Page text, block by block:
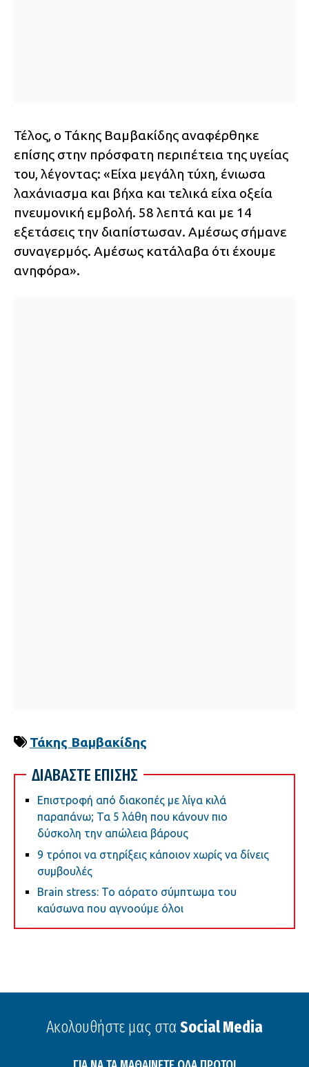
Τέλος, ο Τάκης Βαμβακίδης αναφέρθηκε
επίσης στην πρόσφατη περιπέτεια της υγείας
του, λέγοντας: «Είχα μεγάλη τύχη, ένιωσα
λαχάνιασμα και βήχα και τελικά είχα οξεία
πνευμονική εμβολή. 58 λεπτά και με 14
εξετάσεις την διαπίστωσαν. Αμέσως σήμανε
συναγερμός. Αμέσως κατάλαβα ότι έχουμε
ανηφόρα».
Τάκης Βαμβακίδης
ΔΙΑΒΑΣΤΕ ΕΠΙΣΗΣ
Επιστροφή από διακοπές με λίγα κιλά
παραπάνω; Τα 5 λάθη που κάνουν πιο
δύσκολη την απώλεια βάρους
9 τρόποι να στηρίξεις κάποιον χωρίς να δίνεις
συμβουλές
Brain stress: Το αόρατο σύμπτωμα του
καύσωνα που αγνοούμε όλοι
Ακολουθήστε μας στα Social Media